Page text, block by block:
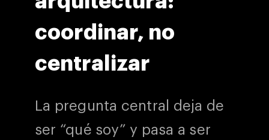
coordinar, no
centralizar
La pregunta central deja de
ser “qué soy” y pasa a ser